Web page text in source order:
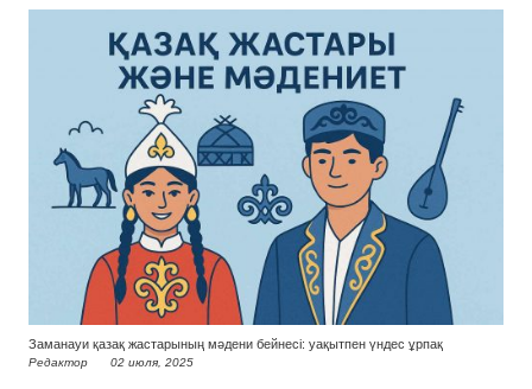
Заманауи қазақ жастарының мәдени бейнесі: уақытпен үндес ұрпақ
Редактор 02 июля, 2025